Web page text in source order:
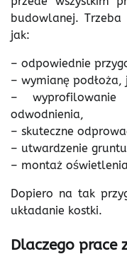
budowlanej. Trzeba
jak:
– odpowiednie
– wymianę podłoża,
– wyprofilowanie
odwodnienia,
– skuteczne
– utwardzenie
– montaż
Dopiero na tak
układanie kostki.
Dlaczego prace